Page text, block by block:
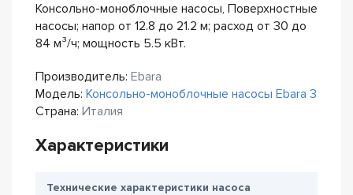
Консольно-моноблочные насосы, Поверхностные
насосы; напор от 12.8 до 21.2 м; расход от 30 до
84 м³/ч; мощность 5.5 кВт.
Производитель: Ebara
Модель: Консольно-моноблочные насосы Ebara 3
Страна: Италия
Характеристики
Технические характеристики насоса